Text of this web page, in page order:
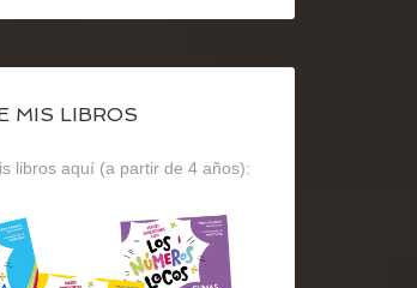
MIS LIBROS
libros aquí (a partir de 4 años):